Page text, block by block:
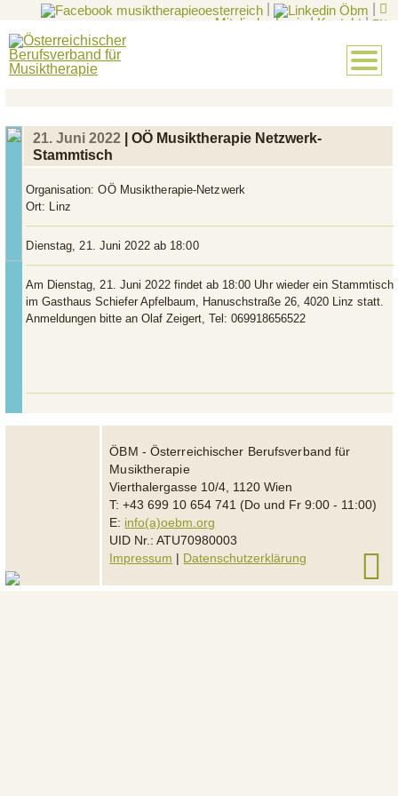
Mitglieder-Login
| Kontakt | EN
21. Juni 2022 | OÖ Musiktherapie Netzwerk-
Stammtisch
Organisation:OÖ Musiktherapie-Netzwerk
Ort: Linz
Dienstag, 21. Juni 2022 ab 18:00
Am Dienstag,21. Juni 2022findet ab 18:00 Uhr wieder ein Stammtisch
im Gasthaus Schiefer Apfelbaum, Hanuschstraße 26, 4020 Linz statt.
Anmeldungen bitte an Olaf Zeigert, Tel: 069918656522
ÖBM - Österreichischer Berufsverband für
Musiktherapie
Vierthalergasse 10/4, 1120 Wien
T: +43 699 10 654 741 (Do und Fr 9:00 - 11:00)
E: info(a)oebm.org
UID Nr.: ATU70980003
Impressum
Datenschutzerklärung